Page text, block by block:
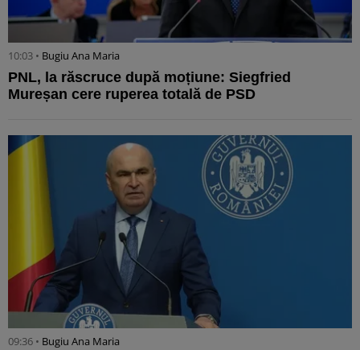
10:03 • Bugiu ⁠Ana Maria
PNL, la răscruce după moțiune: Siegfried
Mureșan cere ruperea totală de PSD
09:36 • Bugiu ⁠Ana Maria